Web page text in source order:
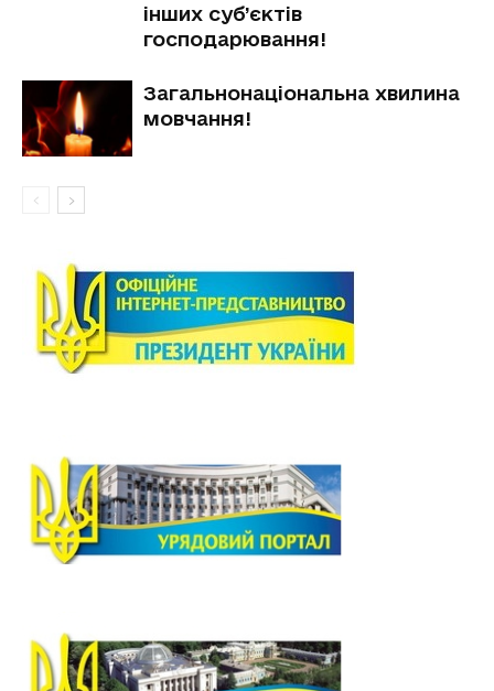
інших суб’єктів
господарювання!
Загальнонаціональна хвилина
мовчання!